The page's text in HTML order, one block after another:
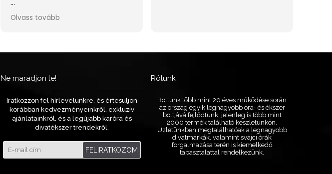
Ne maradjon le!
Iratkozzon fel hírlevelünkre, és értesüljön
korábban kedvezményeinkről, exkluzív
ajánlatainkról, és a legújabb karóra és
divatékszer trendekről.
FELIRATKOZOM
Rólunk
Boltunk több mint 20 éves működése során
az ország egyik legnagyobb óra- és ékszer
boltjává fejlődtünk, jelenleg is több mint
2000 termék található készletünkön.
Üzletünkben megtalálhatóak a legnagyobb
divatmárkák, valamint svájci órák
forgalmazása terén is kiemelkedő
tapasztalattal rendelkezünk.